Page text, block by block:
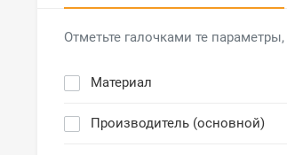
Отметьте галочками те
Материал
Производитель (основной)